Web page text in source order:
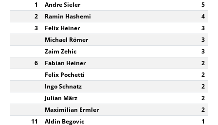
1 Andre Sieler
5
2
Ramin Hashemi
4
3
Felix Heiner
3
Michael Römer
3
Zaim Zehic
3
6
Fabian Heiner
2
Felix Pochetti
2
Ingo Schnatz
2
Julian März
2
Maximilian Ermler
2
11
Aldin Begovic
1